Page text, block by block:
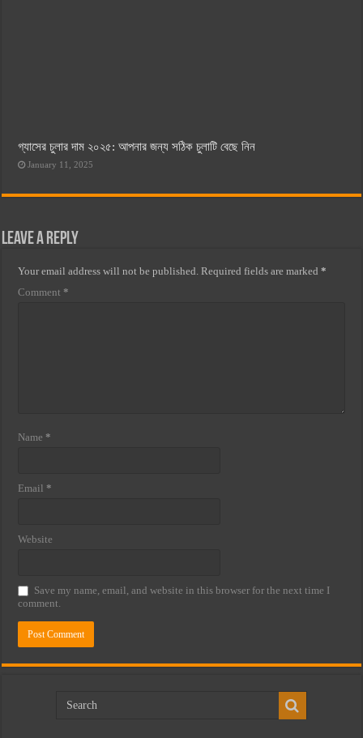
গ্যাসের চুলার দাম ২০২৫: আপনার জন্য সঠিক চুলাটি বেছে নিন
January 11, 2025
Leave a Reply
Your email address will not be published. Required fields are marked*
Comment *
Name *
Email *
Website
Save my name, email, and website in this browser for the next time I
comment.